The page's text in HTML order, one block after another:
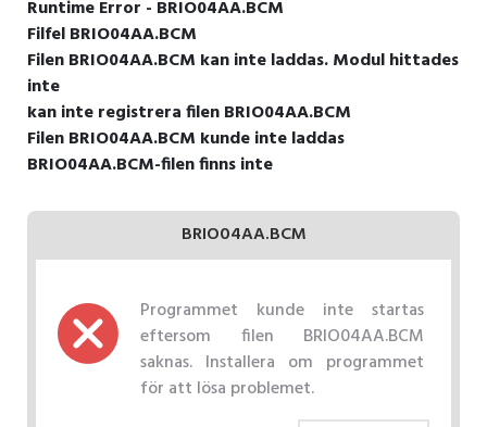
Runtime Error - BRIO04AA.BCM
Filfel BRIO04AA.BCM
Filen BRIO04AA.BCM kan inte laddas. Modul hittades
inte
kan inte registrera filen BRIO04AA.BCM
Filen BRIO04AA.BCM kunde inte laddas
BRIO04AA.BCM-filen finns inte
BRIO04AA.BCM
Programmet kunde inte startas
eftersom filen BRIO04AA.BCM
saknas. Installera om programmet
för att lösa problemet.